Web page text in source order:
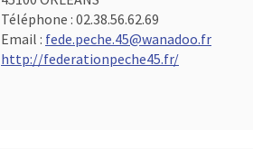
Téléphone : 02.38.56.62.69
Email : fede.peche.45@wanadoo.fr
http://federationpeche45.fr/